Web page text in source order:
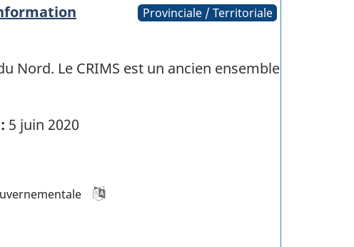
Provinciale / Territoriale
Nord. Le CRIMS est un ancien ensemble
5 juin 2020